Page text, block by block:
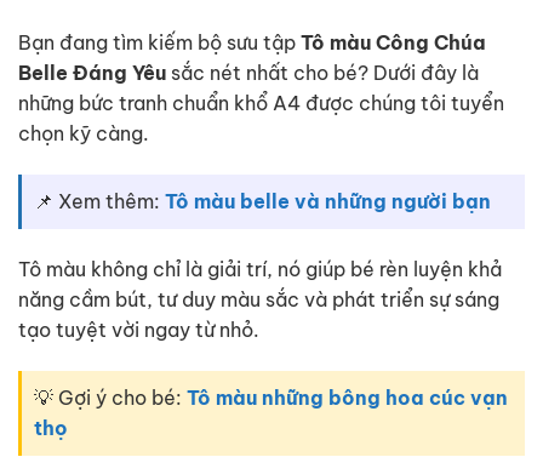
Bạn đang tìm kiếm bộ sưu tập Tô màu Công Chúa
Belle Đáng Yêu sắc nét nhất cho bé? Dưới đây là
những bức tranh chuẩn khổ A4 được chúng tôi tuyển
chọn kỹ càng.
📌 Xem thêm: Tô màu belle và những người bạn
Tô màu không chỉ là giải trí, nó giúp bé rèn luyện khả
năng cầm bút, tư duy màu sắc và phát triển sự sáng
tạo tuyệt vời ngay từ nhỏ.
💡 Gợi ý cho bé: Tô màu những bông hoa cúc vạn
thọ